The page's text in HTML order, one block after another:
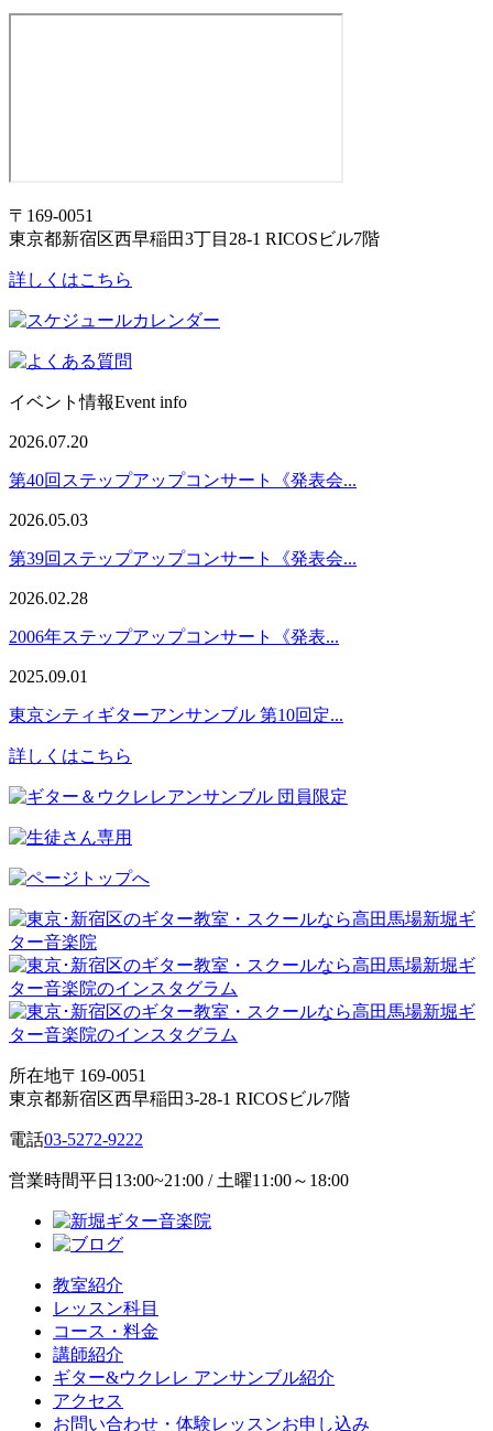
〒169-0051
東京都新宿区西早稲田3丁目28-1 RICOSビル7階
詳しくはこちら
イベント情報Event info
2026.07.20
第40回ステップアップコンサート《発表会...
2026.05.03
第39回ステップアップコンサート《発表会...
2026.02.28
2006年ステップアップコンサート《発表...
2025.09.01
東京シティギターアンサンブル 第10回定...
詳しくはこちら
所在地〒169-0051
東京都新宿区西早稲田3-28-1 RICOSビル7階
電話03-5272-9222
営業時間平日13:00~21:00 / 土曜11:00～18:00
教室紹介
レッスン科目
コース・料金
講師紹介
ギター&ウクレレ アンサンブル紹介
アクセス
お問い合わせ・体験レッスンお申し込み